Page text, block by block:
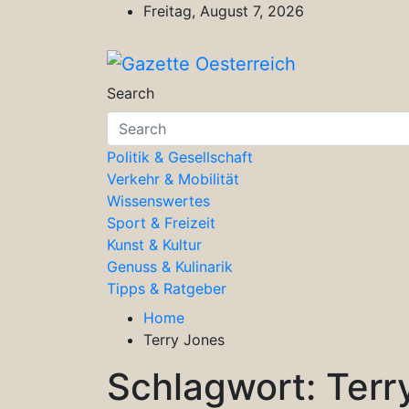
Freitag, August 7, 2026
Gazette Oesterreich
Magazin für Freizeit, Politik, Kultur
Search
Politik & Gesellschaft
Verkehr & Mobilität
Wissenswertes
Sport & Freizeit
Kunst & Kultur
Genuss & Kulinarik
Tipps & Ratgeber
Home
Terry Jones
Schlagwort: